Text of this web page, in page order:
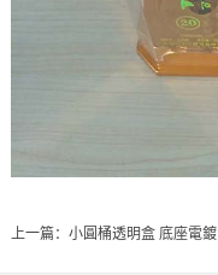
上一篇： 小圓桶透明盒 底座電鍍